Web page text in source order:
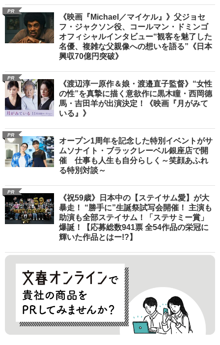
PR
《映画『Michael／マイケル』》父ジョセ
フ・ジャクソン役、コールマン・ドミンゴ
オフィシャルインタビュー“観客を魅了した
名優、複雑な父親像への想いを語る”《日本
興収70億円突破》
PR
《渡辺淳一原作＆娘・渡邉直子監督》“女性
の性”を真摯に描く意欲作に黒木瞳・西岡德
馬・吉田羊が出演決定！《映画『月がみて
いる』》
PR
オープン1周年を記念した特別イベントがサ
ムソナイト・ブラックレーベル銀座店で開
催 仕事も人生も自分らしく～笑顔あふれ
る特別対談～
PR
《祝59歳》日本中の【ステイサム愛】が大
暴走！ “勝手に”生誕祭試写会開催！ 主演も
助演も全部ステイサム！「ステサミー賞」
爆誕！【応募総数941票 全54作品の栄冠に
輝いた作品とはー!?】